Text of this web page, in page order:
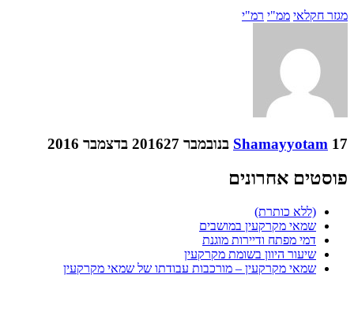
מגזר חקלאי ממ"י רמ"י
Shamayyotam 17 בנובמבר 2016 27 בדצמבר 2016
פוסטים אחרונים
(ללא כותרת)
שמאי מקרקעין במושבים
דמי מפתח ודיירות מוגנת
שיעור היוון בשומת מקרקעין
שמאי מקרקעין – מורכבות עבודתו של שמאי מקרקעין